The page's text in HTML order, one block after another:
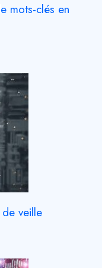
mots-clés en
veille